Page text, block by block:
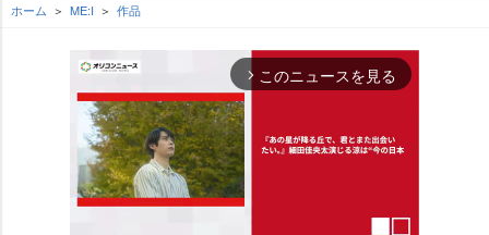
ホーム ME:I 作品
arrow_forward_ios このニュースを見る